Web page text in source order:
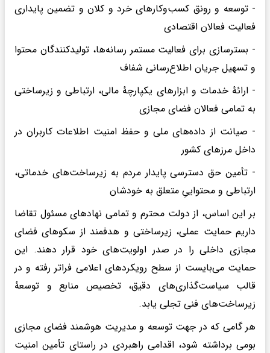
- توسعه و رونق کسب‌وکارهای خرد و کلان و تضمین پایداری
فعالیت فعالان اقتصادی
- بسترسازی برای فعالیت مستمر رسانه‌ها، تولیدکنندگان محتوا
و تسهیل جریان اطلاع‌رسانی شفاف
- ارائهٔ خدمات و ابزارهای یکپارچهٔ مالی، ارتباطی و زیرساختی
به تمامی فعالان فضای مجازی
- صیانت از داده‌های ملی و حفظ امنیت اطلاعات کاربران در
داخل مرزهای کشور
- تأمین حق دسترسی پایدار مردم به زیرساخت‌های خدماتی،
ارتباطی و محتواییِ متعلق به خودشان
بر این اساس، از دولت محترم و تمامی نهادهای مسئول تقاضا
داریم حمایت عملی، زیرساختی و هدفمند از سکوهای فضای
مجازی داخلی را در صدر اولویت‌های خود قرار دهند. این
حمایت می‌بایست از سطح رویکردهای اعلامی فراتر رفته و در
قالب سیاست‌گذاری‌های دقیق، تخصیص منابع و توسعهٔ
زیرساخت‌های فنی تجلی یابد.
هر گامی که در جهت توسعه و مدیریت هوشمند فضای مجازی
بومی برداشته شود، اقدامی راهبردی در راستای تأمین امنیت